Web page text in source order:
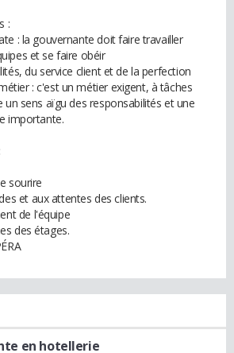
:
: la gouvernante doit faire travailler
et se faire obéir
du service client et de la perfection
: c'est un métier exigent, à tâches
un sens aïgu des responsabilités et une
importante.
sourire
et aux attentes des clients.
de l'équipe
des étages.
en hotellerie